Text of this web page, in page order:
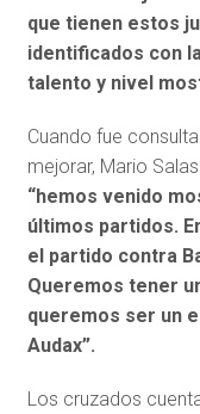
que tienen estos
identificados con
talento y nivel
Cuando fue
mejorar, Mario
“hemos venido
últimos partidos.
el partido contra
Queremos tener
queremos ser un
Audax”.
Los cruzados